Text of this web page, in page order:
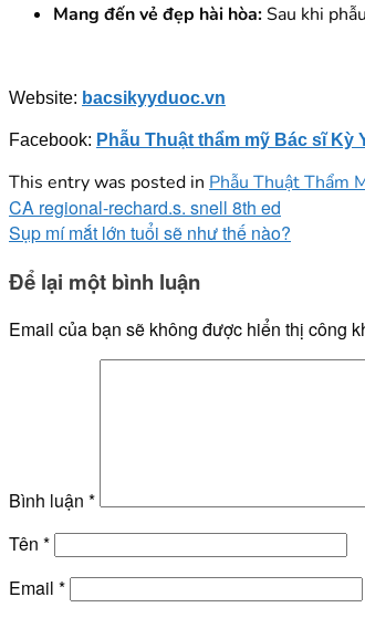
Mang đến vẻ đẹp hài hòa:Sau khi
Website: bacsikyyduoc.vn
Facebook: Phẫu Thuật thẩm mỹ Bác sĩ Kỳ
This entry was posted in Phẫu Thuật Thẩm
CA regional-rechard.s. snell 8th ed
Sụp mí mắt lớn tuổi sẽ như thế nào?
Để lại một bình luận
Email của bạn sẽ không được hiển thị công
Bình luận *
Tên *
Email *